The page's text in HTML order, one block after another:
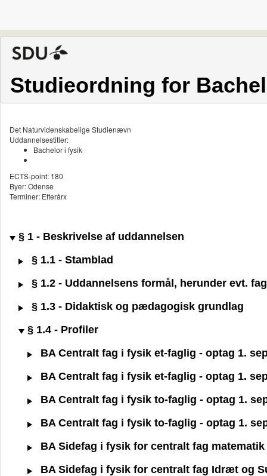
Studieordning for
Det Naturvidenskabelige Studienævn
Uddannelsestitler:
Bachelor i fysik
ECTS-point: 180
Byer: Odense
Terminer: Efterårx
§ 1 - Beskrivelse af uddannelsen
§ 1.1 - Stamblad
§ 1.2 - Uddannelsens formål, herunder evt.
§ 1.3 - Didaktisk og pædagogisk grundlag
§ 1.4 - Profiler
BA Centralt fag i fysik et-faglig - optag 1.
BA Centralt fag i fysik et-faglig - optag 1.
BA Centralt fag i fysik to-faglig - optag 1.
BA Centralt fag i fysik to-faglig - optag 1.
BA Sidefag i fysik for centralt fag matematik
BA Sidefag i fysik for centralt fag Idræt og